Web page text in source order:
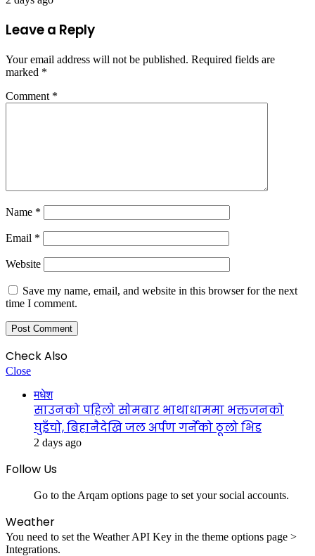
Leave a Reply
Your email address will not be published. Required fields are
marked *
Comment *
Name *
Email *
Website
Save my name, email, and website in this browser for the next
time I comment.
Check Also
Close
मधेश
साउनको पहिलो सोमबार भाथाधाममा भक्तजनको
घुइँचो, बिहानैदेखि जल अर्पण गर्नेको ठूलो भिड
2 days ago
Follow Us
Go to the Arqam options page to set your social accounts.
Weather
You need to set the Weather API Key in the theme options page >
Integrations.